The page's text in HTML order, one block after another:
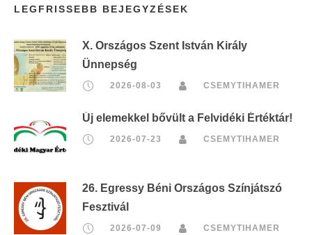
LEGFRISSEBB BEJEGYZÉSEK
X. Országos Szent István Király
Ünnepség
2026-08-03 CSEMYTIHAMER
Új elemekkel bővült a Felvidéki Értéktár!
2026-07-23 CSEMYTIHAMER
26. Egressy Béni Országos Színjátszó
Fesztivál
2026-07-09 CSEMYTIHAMER